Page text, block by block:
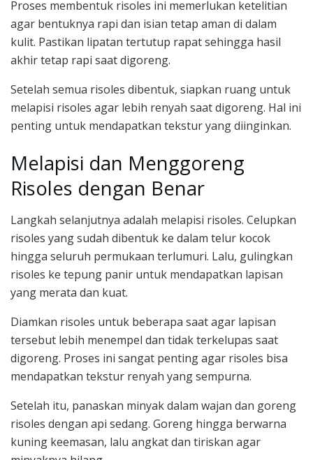
Proses membentuk risoles ini memerlukan ketelitian
agar bentuknya rapi dan isian tetap aman di dalam
kulit. Pastikan lipatan tertutup rapat sehingga hasil
akhir tetap rapi saat digoreng.
Setelah semua risoles dibentuk, siapkan ruang untuk
melapisi risoles agar lebih renyah saat digoreng. Hal ini
penting untuk mendapatkan tekstur yang diinginkan.
Melapisi dan Menggoreng
Risoles dengan Benar
Langkah selanjutnya adalah melapisi risoles. Celupkan
risoles yang sudah dibentuk ke dalam telur kocok
hingga seluruh permukaan terlumuri. Lalu, gulingkan
risoles ke tepung panir untuk mendapatkan lapisan
yang merata dan kuat.
Diamkan risoles untuk beberapa saat agar lapisan
tersebut lebih menempel dan tidak terkelupas saat
digoreng. Proses ini sangat penting agar risoles bisa
mendapatkan tekstur renyah yang sempurna.
Setelah itu, panaskan minyak dalam wajan dan goreng
risoles dengan api sedang. Goreng hingga berwarna
kuning keemasan, lalu angkat dan tiriskan agar